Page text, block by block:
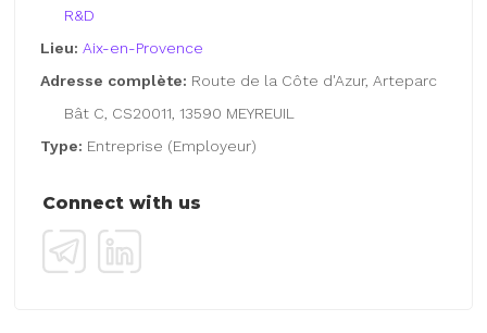
R&D
Lieu:Aix-en-Provence
Adresse complète: Route de la Côte d'Azur, Arteparc
Bât C, CS20011, 13590 MEYREUIL
Type: Entreprise (Employeur)
Connect with us